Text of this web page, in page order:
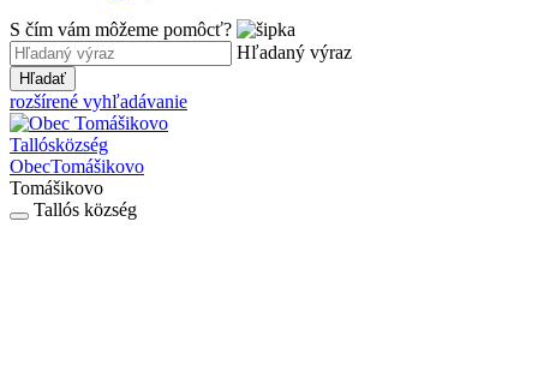
S čím vám môžeme pomôcť?
Hľadaný výraz
Hľadať
rozšírené vyhľadávanie
Tallósközség
ObecTomášikovo
Tomášikovo
Tallós község